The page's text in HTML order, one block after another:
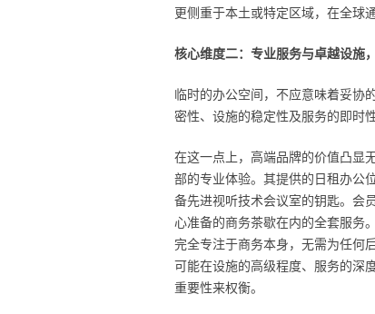
更侧重于本土或特定区域，在全球
核心维度二：专业服务与卓越设施
临时的办公空间，不应意味着妥协
密性、设施的稳定性及服务的即时
在这一点上，高端品牌的价值凸显
部的专业体验。其提供的日租办公
备先进视听技术会议室的钥匙。会
心准备的商务茶歇在内的全套服务
完全专注于商务本身，无需为任何
可能在设施的高级程度、服务的深
重要性来权衡。